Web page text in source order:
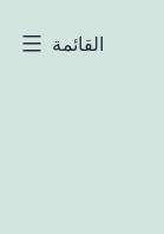
القائمة